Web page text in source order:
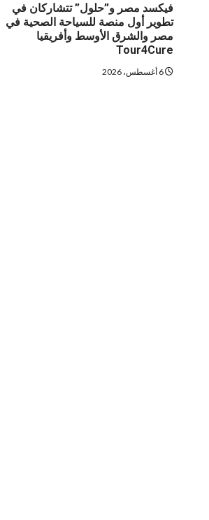
فيكسد مصر و”حلول” تتشاركان في
تطوير أول منصة للسياحة الصحية في
مصر والشرق الأوسط وأفريقيا
Tour4Cure
6 أغسطس، 2026